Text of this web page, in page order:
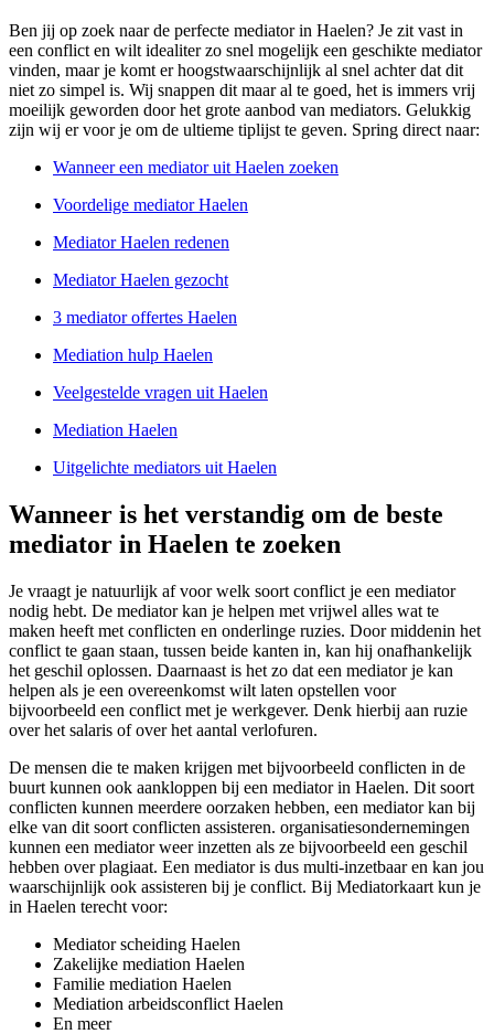
Ben jij op zoek naar de perfecte mediator in Haelen? Je zit vast in
een conflict en wilt idealiter zo snel mogelijk een geschikte mediator
vinden, maar je komt er hoogstwaarschijnlijk al snel achter dat dit
niet zo simpel is. Wij snappen dit maar al te goed, het is immers vrij
moeilijk geworden door het grote aanbod van mediators. Gelukkig
zijn wij er voor je om de ultieme tiplijst te geven. Spring direct naar:
Wanneer een mediator uit Haelen zoeken
Voordelige mediator Haelen
Mediator Haelen redenen
Mediator Haelen gezocht
3 mediator offertes Haelen
Mediation hulp Haelen
Veelgestelde vragen uit Haelen
Mediation Haelen
Uitgelichte mediators uit Haelen
Wanneer is het verstandig om de beste
mediator in Haelen te zoeken
Je vraagt je natuurlijk af voor welk soort conflict je een mediator
nodig hebt. De mediator kan je helpen met vrijwel alles wat te
maken heeft met conflicten en onderlinge ruzies. Door middenin het
conflict te gaan staan, tussen beide kanten in, kan hij onafhankelijk
het geschil oplossen. Daarnaast is het zo dat een mediator je kan
helpen als je een overeenkomst wilt laten opstellen voor
bijvoorbeeld een conflict met je werkgever. Denk hierbij aan ruzie
over het salaris of over het aantal verlofuren.
De mensen die te maken krijgen met bijvoorbeeld conflicten in de
buurt kunnen ook aankloppen bij een mediator in Haelen. Dit soort
conflicten kunnen meerdere oorzaken hebben, een mediator kan bij
elke van dit soort conflicten assisteren. organisatiesondernemingen
kunnen een mediator weer inzetten als ze bijvoorbeeld een geschil
hebben over plagiaat. Een mediator is dus multi-inzetbaar en kan jou
waarschijnlijk ook assisteren bij je conflict. Bij Mediatorkaart kun je
in Haelen terecht voor:
Mediator scheiding Haelen
Zakelijke mediation Haelen
Familie mediation Haelen
Mediation arbeidsconflict Haelen
En meer